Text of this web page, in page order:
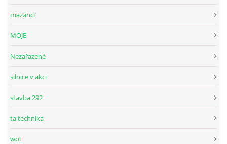
mazánci
MOJE
Nezařazené
silnice v akci
stavba 292
ta technika
wot